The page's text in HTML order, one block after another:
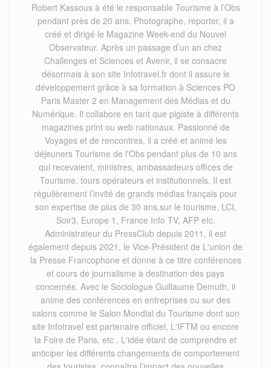
Robert Kassous à été le responsable Tourisme à l’Obs
pendant près de 20 ans. Photographe, reporter, il a
créé et dirigé le Magazine Week-end du Nouvel
Observateur. Après un passage d’un an chez
Challenges et Sciences et Avenir, il se consacre
désormais à son site Infotravel.fr dont il assure le
développement grâce à sa formation à Sciences PO
Paris Master 2 en Management des Médias et du
Numérique. Il collabore en tant que pigiste à différents
magazines print ou web nationaux. Passionné de
Voyages et de rencontres, il a créé et animé les
déjeuners Tourisme de l'Obs pendant plus de 10 ans
qui recevaient, ministres, ambassadeurs offices de
Tourisme, tours opérateurs et institutionnels. Il est
régulièrement l’invité de grands médias français pour
son expertise de plus de 30 ans,sur le tourisme, LCI,
Soir3, Europe 1, France Info TV, AFP etc.
Administrateur du PressClub depuis 2011, il est
également depuis 2021, le Vice-Président de L'union de
la Presse Francophone et donne à ce titre conférences
et cours de journalisme à destination des pays
concernés. Avec le Sociologue Guillaume Demuth, il
anime des conférences en entreprises ou sur des
salons comme le Salon Mondial du Tourisme dont son
site Infotravel est partenaire officiel, L'IFTM ou encore
la Foire de Paris, etc . L'idée étant de comprendre et
anticiper les différents changements de comportement